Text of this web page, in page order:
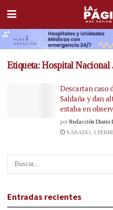
Etiqueta:Hospital Nacional
Descartan caso
Saldaña y dan
estaba en
por Redacción Diario
SÁBADO, 1
Entradas recientes